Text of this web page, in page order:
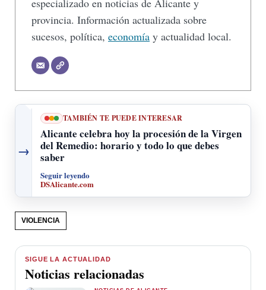
especializado en noticias de Alicante y
provincia. Información actualizada sobre
sucesos, política, economía y actualidad local.
→
TAMBIÉN TE PUEDE INTERESAR
Alicante celebra hoy la procesión de la Virgen
del Remedio: horario y todo lo que debes
saber
Seguir leyendo
DSAlicante.com
VIOLENCIA
SIGUE LA ACTUALIDAD
Noticias relacionadas